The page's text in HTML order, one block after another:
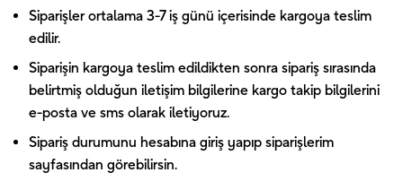
Siparişler ortalama 3-7 iş günü içerisinde kargoya teslim
edilir.
Siparişin kargoya teslim edildikten sonra sipariş sırasında
belirtmiş olduğun iletişim bilgilerine kargo takip bilgilerini
e-posta ve sms olarak iletiyoruz.
Sipariş durumunu hesabına giriş yapıp siparişlerim
sayfasından görebilirsin.